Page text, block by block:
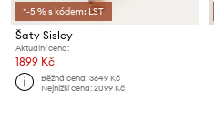
*-5 % s kódem: LST
Šaty Sisley
Aktuální cena:
1899 Kč
Běžná cena:3649 Kč
Nejnižší cena:2099 Kč